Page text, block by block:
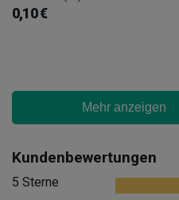
0,10 €
Mehr anzeigen
Kundenbewertungen
5 Sterne